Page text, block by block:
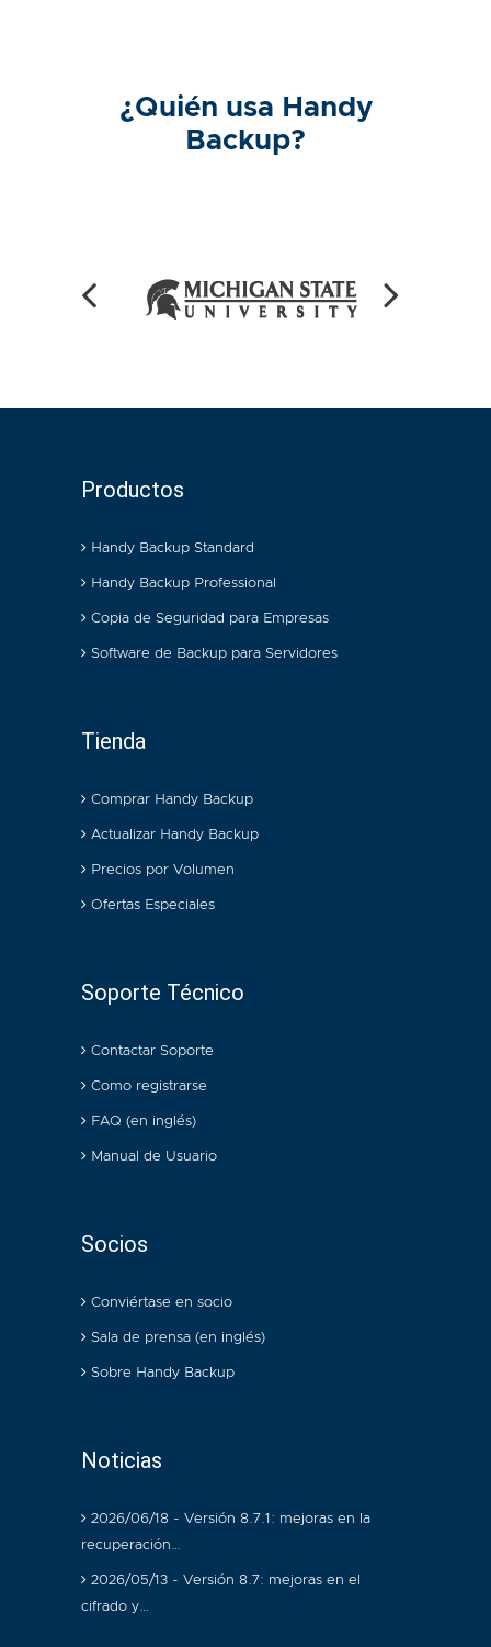
¿Quién usa Handy
Backup?
Productos
Handy Backup Standard
Handy Backup Professional
Copia de Seguridad para Empresas
Software de Backup para Servidores
Tienda
Comprar Handy Backup
Actualizar Handy Backup
Precios por Volumen
Ofertas Especiales
Soporte Técnico
Contactar Soporte
Como registrarse
FAQ (en inglés)
Manual de Usuario
Socios
Conviértase en socio
Sala de prensa (en inglés)
Sobre Handy Backup
Noticias
2026/06/18 - Versión 8.7.1: mejoras en la
recuperación…
2026/05/13 - Versión 8.7: mejoras en el
cifrado y…